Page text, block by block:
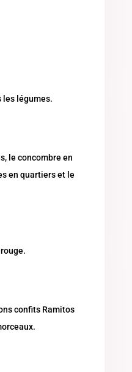
les légumes.
le concombre en
en quartiers et le
confits Ramitos